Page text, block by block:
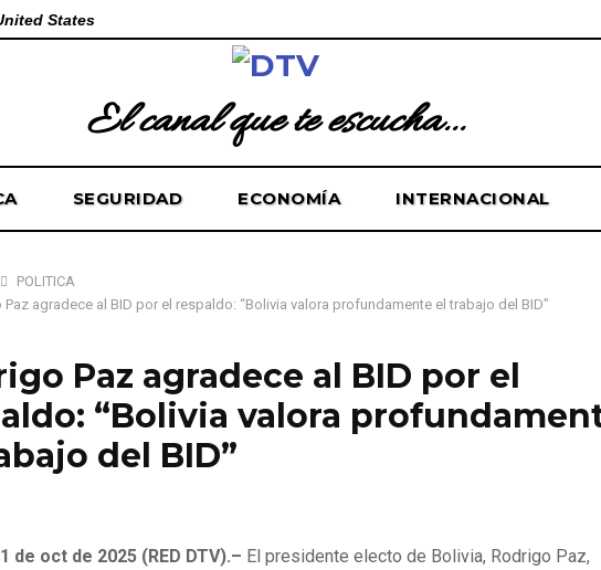
States
El canal que te escucha...
SEGURIDAD ECONOMÍA INTERNACIONAL
POLÍTICA
Paz agradece al BID por el respaldo: “Bolivia valora profundamente el trabajo del BID”
Paz agradece al BID por el
“Bolivia valora
del BID”
de oct de 2025 (RED DTV).– El presidente electo de Bolivia, Rodrigo Paz,